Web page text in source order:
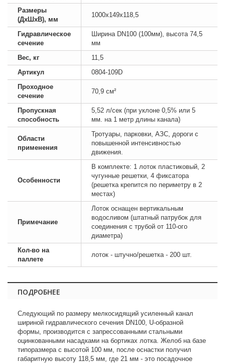
Размеры
(ДхШхВ), мм
1000х149х118,5
Гидравлическое
сечение
Ширина DN100 (100мм), высота 74,5
мм
Вес, кг
11,5
Артикул
0804-109D
Проходное
сечение
70,9 см²
Пропускная
способность
5,52 л/сек (при уклоне 0,5% или 5
мм. на 1 метр длины канала)
Области
применения
Тротуары, парковки, АЗС, дороги с
повышенной интенсивностью
движения.
Особенности
В комплекте: 1 лоток пластиковый, 2
чугунные решетки, 4 фиксатора
(решетка крепится по периметру в 2
местах)
Примечание
Лоток оснащен вертикальным
водосливом (штатный патрубок для
соединения с трубой от 110-ого
диаметра)
Кол-во на
паллете
лоток - штучно/решетка - 200 шт.
ПОДРОБНЕЕ
Следующий по размеру мелкосидящий усиленный канал
шириной гидравлического сечения DN100, U-образной
формы, производится с запрессованными стальными
оцинкованными насадками на бортиках лотка. Желоб на базе
типоразмера с высотой 100 мм, после оснастки получил
габаритную высоту 118,5 мм, где 21 мм - это посадочное